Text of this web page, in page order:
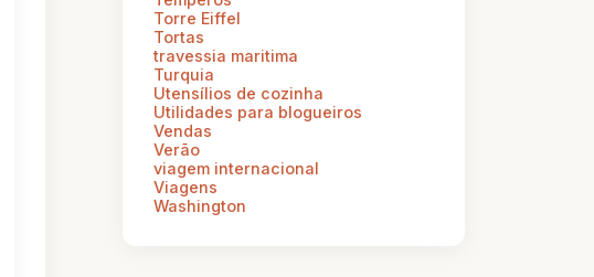
Torre Eiffel
Tortas
travessia maritima
Turquia
Utensílios de cozinha
Utilidades para blogueiros
Vendas
Verão
viagem internacional
Viagens
Washington